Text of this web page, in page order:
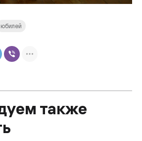
юбилей
также